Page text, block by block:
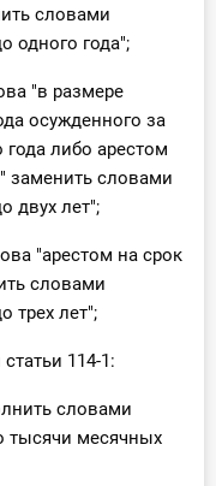
словами
одного года";
"в размере
осужденного за
года либо арестом
заменить словами
двух лет";
"арестом на срок
словами
трех лет";
114-1:
словами
тысячи месячных